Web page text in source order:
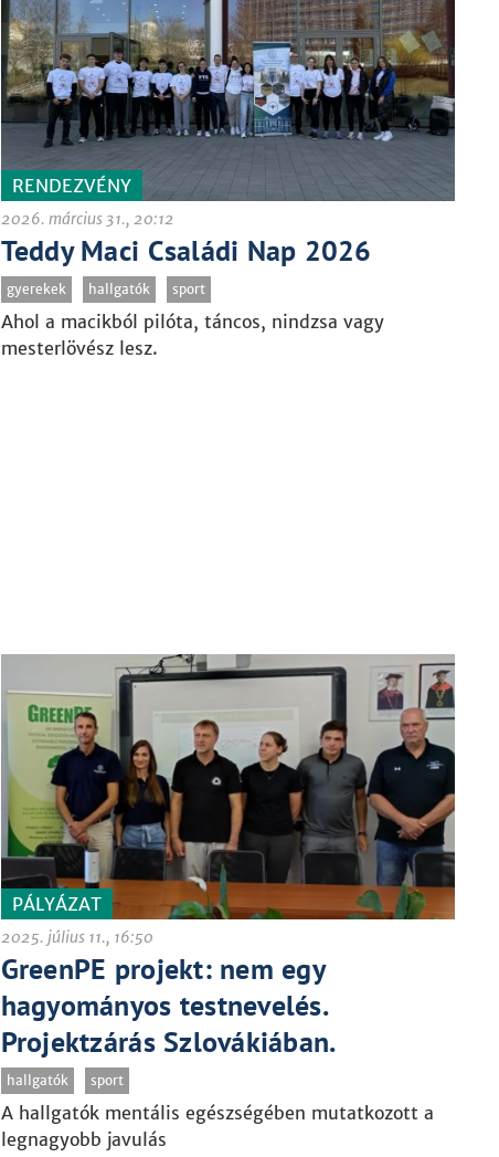
RENDEZVÉNY
2026. március 31., 20:12
Teddy Maci Családi Nap 2026
gyerekek hallgatók sport
Ahol a macikból pilóta, táncos, nindzsa vagy
mesterlövész lesz.
PÁLYÁZAT
2025. július 11., 16:50
GreenPE projekt: nem egy
hagyományos testnevelés.
Projektzárás Szlovákiában.
hallgatók sport
A hallgatók mentális egészségében mutatkozott a
legnagyobb javulás